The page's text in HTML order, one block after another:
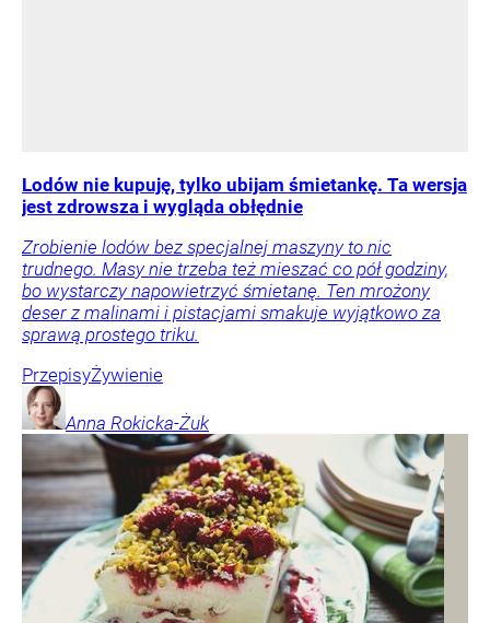
Lodów nie kupuję, tylko ubijam śmietankę. Ta wersja
jest zdrowsza i wygląda obłędnie
Zrobienie lodów bez specjalnej maszyny to nic
trudnego. Masy nie trzeba też mieszać co pół godziny,
bo wystarczy napowietrzyć śmietanę. Ten mrożony
deser z malinami i pistacjami smakuje wyjątkowo za
sprawą prostego triku.
PrzepisyŻywienie
Anna Rokicka-Żuk